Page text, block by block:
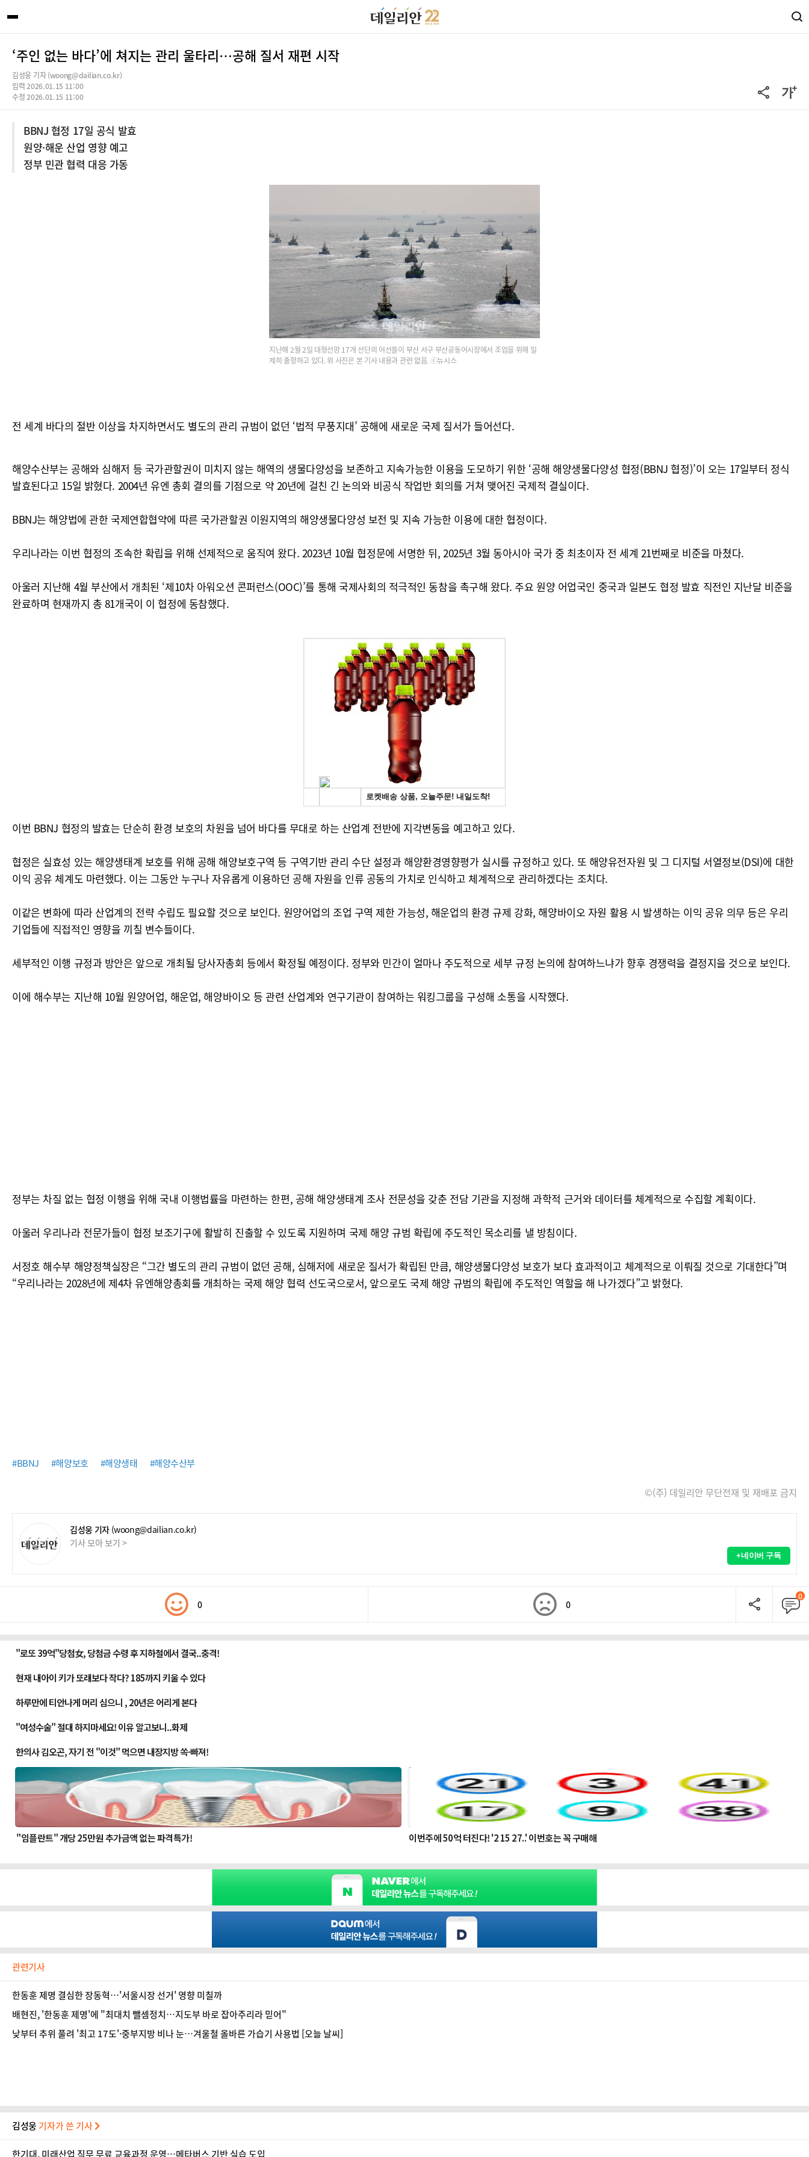
‘주인 없는 바다’에 쳐지는 관리 울타리…공해 질서 재편 시작
김성웅 기자 (woong@dailian.co.kr)
입력 2026.01.15 11:00
수정 2026.01.15 11:00
BBNJ 협정 17일 공식 발효
원양·해운 산업 영향 예고
정부 민관 협력 대응 가동
지난해 2월 2일 대형선망 17개 선단의 어선들이 부산 서구 부산공동어시장에서 조업을 위해 일
제히 출항하고 있다. 위 사진은 본 기사 내용과 관련 없음. ⓒ뉴시스
전 세계 바다의 절반 이상을 차지하면서도 별도의 관리 규범이 없던 ‘법적 무풍지대’ 공해에 새로운 국제 질서가 들어선다.
해양수산부는 공해와 심해저 등 국가관할권이 미치지 않는 해역의 생물다양성을 보존하고 지속가능한 이용을 도모하기 위한 ‘공해 해양생물다양성 협정(BBNJ 협정)’이 오는 17일부터 정식
발효된다고 15일 밝혔다. 2004년 유엔 총회 결의를 기점으로 약 20년에 걸친 긴 논의와 비공식 작업반 회의를 거쳐 맺어진 국제적 결실이다.
BBNJ는 해양법에 관한 국제연합협약에 따른 국가관할권 이원지역의 해양생물다양성 보전 및 지속 가능한 이용에 대한 협정이다.
우리나라는 이번 협정의 조속한 확립을 위해 선제적으로 움직여 왔다. 2023년 10월 협정문에 서명한 뒤, 2025년 3월 동아시아 국가 중 최초이자 전 세계 21번째로 비준을 마쳤다.
아울러 지난해 4월 부산에서 개최된 ‘제10차 아워오션 콘퍼런스(OOC)’를 통해 국제사회의 적극적인 동참을 촉구해 왔다. 주요 원양 어업국인 중국과 일본도 협정 발효 직전인 지난달 비준을
완료하며 현재까지 총 81개국이 이 협정에 동참했다.
이번 BBNJ 협정의 발효는 단순히 환경 보호의 차원을 넘어 바다를 무대로 하는 산업계 전반에 지각변동을 예고하고 있다.
협정은 실효성 있는 해양생태계 보호를 위해 공해 해양보호구역 등 구역기반 관리 수단 설정과 해양환경영향평가 실시를 규정하고 있다. 또 해양유전자원 및 그 디지털 서열정보(DSI)에 대한
이익 공유 체계도 마련했다. 이는 그동안 누구나 자유롭게 이용하던 공해 자원을 인류 공동의 가치로 인식하고 체계적으로 관리하겠다는 조치다.
이같은 변화에 따라 산업계의 전략 수립도 필요할 것으로 보인다. 원양어업의 조업 구역 제한 가능성, 해운업의 환경 규제 강화, 해양바이오 자원 활용 시 발생하는 이익 공유 의무 등은 우리
기업들에 직접적인 영향을 끼칠 변수들이다.
세부적인 이행 규정과 방안은 앞으로 개최될 당사자총회 등에서 확정될 예정이다. 정부와 민간이 얼마나 주도적으로 세부 규정 논의에 참여하느냐가 향후 경쟁력을 결정지을 것으로 보인다.
이에 해수부는 지난해 10월 원양어업, 해운업, 해양바이오 등 관련 산업계와 연구기관이 참여하는 워킹그룹을 구성해 소통을 시작했다.
정부는 차질 없는 협정 이행을 위해 국내 이행법률을 마련하는 한편, 공해 해양생태계 조사 전문성을 갖춘 전담 기관을 지정해 과학적 근거와 데이터를 체계적으로 수집할 계획이다.
아울러 우리나라 전문가들이 협정 보조기구에 활발히 진출할 수 있도록 지원하며 국제 해양 규범 확립에 주도적인 목소리를 낼 방침이다.
서정호 해수부 해양정책실장은 “그간 별도의 관리 규범이 없던 공해, 심해저에 새로운 질서가 확립된 만큼, 해양생물다양성 보호가 보다 효과적이고 체계적으로 이뤄질 것으로 기대한다”며
“우리나라는 2028년에 제4차 유엔해양총회를 개최하는 국제 해양 협력 선도국으로서, 앞으로도 국제 해양 규범의 확립에 주도적인 역할을 해 나가겠다”고 밝혔다.
#BBNJ #해양보호 #해양생태 #해양수산부
©(주) 데일리안 무단전재 및 재배포 금지
김성웅 기자 (woong@dailian.co.kr)
기사 모아 보기 >
+네이버 구독
0 0
0
관련기사
한동훈 제명 결심한 장동혁…'서울시장 선거' 영향 미칠까
배현진, '한동훈 제명'에 "최대치 뺄셈정치…지도부 바로 잡아주리라 믿어"
낮부터 추위 풀려 '최고 17도'·중부지방 비나 눈…겨울철 올바른 가습기 사용법 [오늘 날씨]
김성웅 기자가 쓴 기사
한기대, 미래산업 직무 무료 교육과정 운영…메타버스 기반 실습 도입